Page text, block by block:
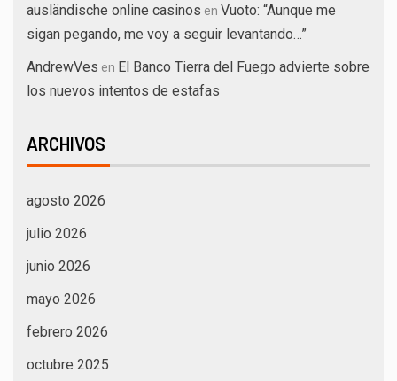
ausländische online casinos en Vuoto: “Aunque me
sigan pegando, me voy a seguir levantando…”
AndrewVes en El Banco Tierra del Fuego advierte sobre
los nuevos intentos de estafas
ARCHIVOS
agosto 2026
julio 2026
junio 2026
mayo 2026
febrero 2026
octubre 2025